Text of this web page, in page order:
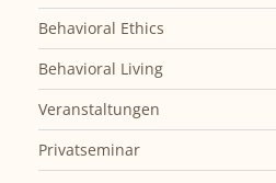
Behavioral Ethics
Behavioral Living
Veranstaltungen
Privatseminar